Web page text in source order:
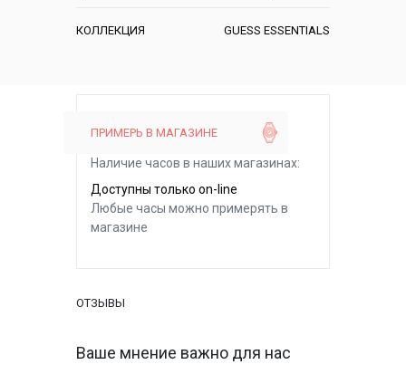
КОЛЛЕКЦИЯ GUESS ESSENTIALS
ПРИМЕРЬ В МАГАЗИНЕ
Наличие часов в наших магазинах:
Доступны только on-line
Любые часы можно примерять в
магазине
ОТЗЫВЫ
Ваше мнение важно для нас